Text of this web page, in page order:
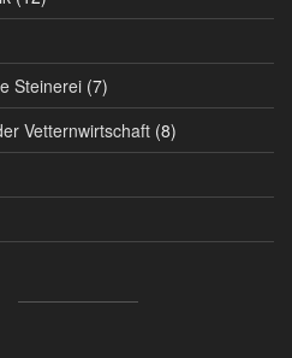
Steinerei(7)
Vetternwirtschaft(8)